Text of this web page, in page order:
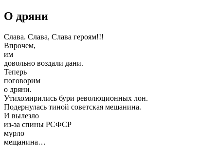
О дряни
Слава. Слава, Слава героям!!!
Впрочем,
им
довольно воздали дани.
Теперь
поговорим
о дряни.
Утихомирились бури революционных лон.
Подернулась тиной советская мешанина.
И вылезло
из-за спины РСФСР
мурло
мещанина…